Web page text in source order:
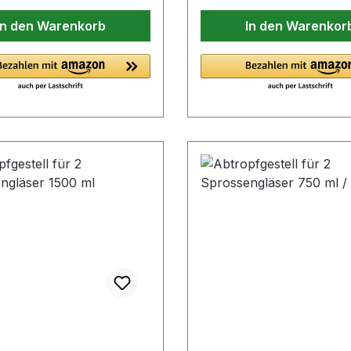
Eierspeisen,
Gemüsesäfte,
etc.). Die Sprossen
allein als Snack
sofort nach dem
zusammenfallen,
immer oben auf
gestreut und erst
angemacht werden.
alkalisierend,
passt auch zu
Käse und
Blutampfer kann
und
es in einer Keimschale
dünnen Schicht
den Warenkorb
Hormone, essenziellen
Aminosäuren, Eisen,
Verwendung: zu Reis,
Nudelgerichten,
Keimglas, auf Erde, auf
Kokosmatte, auf Watte Ernte als
ziehe ich Sprossen und
In den